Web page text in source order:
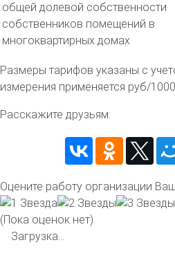
общей долевой собственности
собственников помещений в
многоквартирных домах
Размеры тарифов указаны с
измерения применяется руб/
Расскажите друзьям:
Оцените работу организации
(Пока оценок нет)
Загрузка...